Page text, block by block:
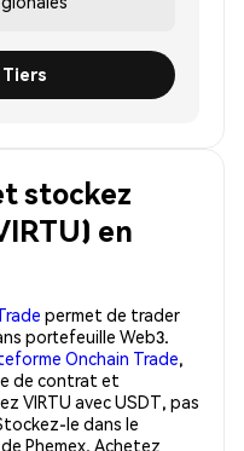
stockez
en
permet de trader
portefeuille Web3.
Onchain Trade,
de contrat et
VIRTU avec USDT, pas
le dans le
Phemex. Achetez